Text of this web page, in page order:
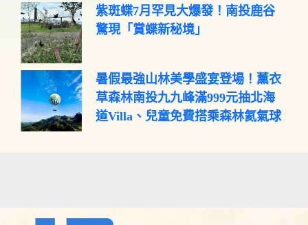
紫斑蝶7月罕見大爆發！南投鹿谷
驚現「賞蝶新秘境」
暑假最強山林美學盛宴登場！薰衣
草森林南投九九峰滿999元抽北海
道Villa、兒童免費搭乘森林氦氣球